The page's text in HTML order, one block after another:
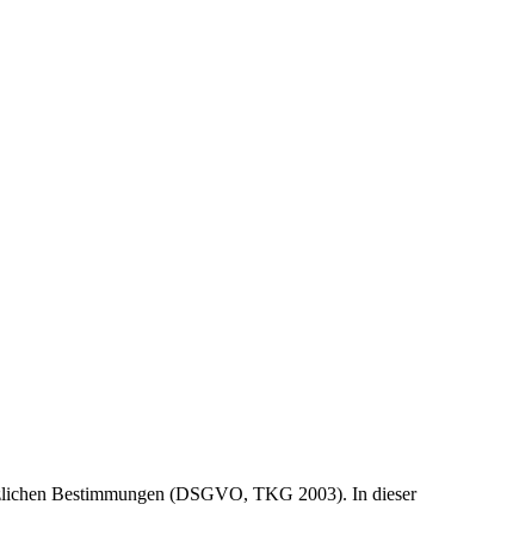
Bestimmungen (DSGVO, TKG 2003). In dieser